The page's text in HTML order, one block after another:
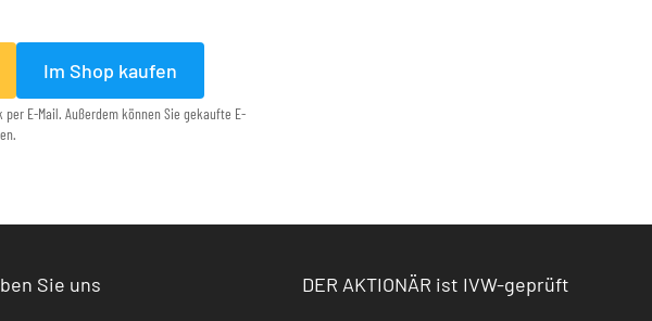
Im Shop kaufen
E-Mail. Außerdem können Sie gekaufte E-
Sie uns DER AKTIONÄR ist IVW-geprüft